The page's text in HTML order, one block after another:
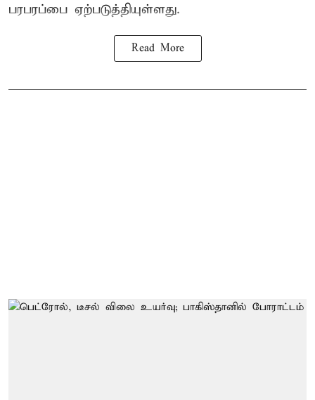
பரபரப்பை ஏற்படுத்தியுள்ளது.
Read More